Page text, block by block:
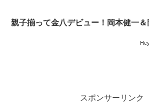
親子揃って金八デビュー！岡本健一＆
スポンサーリンク